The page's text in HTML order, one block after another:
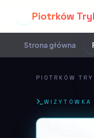
Piotrków
Strona główna
PIOTRKÓW
WIZYTÓWKA